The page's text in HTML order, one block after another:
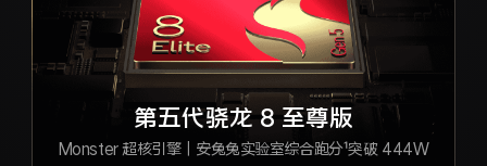
Y500 Pro Y500
iQOO 15 Ultra iQOO Z11 Turbo
第五代骁龙 8 至尊版
Monster 超核引擎｜安兔兔实验室综合跑分¹突破 444W